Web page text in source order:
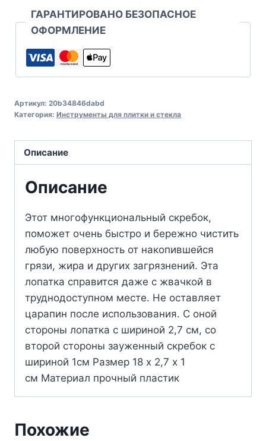
ГАРАНТИРОВАНО БЕЗОПАСНОЕ
ОФОРМЛЕНИЕ
Артикул: 20b34846dabd
Категория: Инструменты для плитки и стекла
Описание
Описание
Этот многофункциональный скребок,
поможет очень быстро и бережно чистить
любую поверхность от накопившейся
грязи, жира и других загрязнений. Эта
лопатка справится даже с жвачкой в
труднодоступном месте. Не оставляет
царапин после использования. С оной
стороны лопатка с шириной 2,7 см, со
второй стороны зауженный скребок с
шириной 1см Размер 18 х 2,7 х 1
см Материал прочный пластик
Похожие